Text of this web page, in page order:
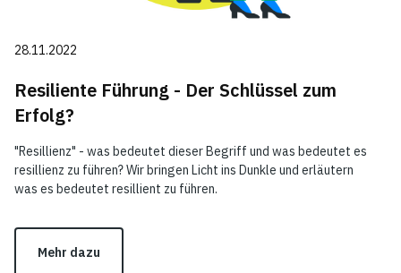
28.11.2022
Resiliente Führung - Der Schlüssel zum
Erfolg?
"Resillienz" - was bedeutet dieser Begriff und was bedeutet es
resillienz zu führen? Wir bringen Licht ins Dunkle und erläutern
was es bedeutet resillient zu führen.
Mehr dazu